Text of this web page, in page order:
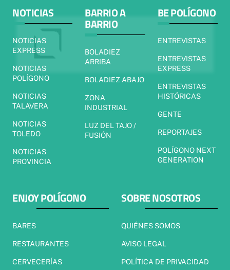
NOTICIAS
NOTICIAS
EXPRESS
NOTICIAS
POLÍGONO
NOTICIAS
TALAVERA
NOTICIAS
TOLEDO
NOTICIAS
PROVINCIA
BARRIO A
BARRIO
BOLADIEZ
ARRIBA
BOLADIEZ ABAJO
ZONA
INDUSTRIAL
LUZ DEL TAJO /
FUSIÓN
BE POLÍGONO
ENTREVISTAS
ENTREVISTAS
EXPRESS
ENTREVISTAS
HISTÓRICAS
GENTE
REPORTAJES
POLÍGONO NEXT
GENERATION
ENJOY POLÍGONO
BARES
RESTAURANTES
CERVECERÍAS
SOBRE NOSOTROS
QUIÉNES SOMOS
AVISO LEGAL
POLÍTICA DE PRIVACIDAD